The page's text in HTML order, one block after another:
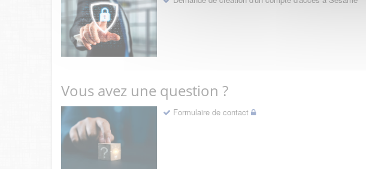
Vous avez une question ?
Formulaire de contact